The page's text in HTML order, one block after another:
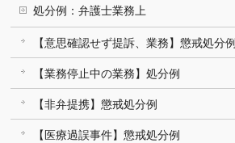
処分例：弁護士業務上
【意思確認せず提訴、業務】懲戒処分例
【業務停止中の業務】処分例
【非弁提携】懲戒処分例
【医療過誤事件】懲戒処分例